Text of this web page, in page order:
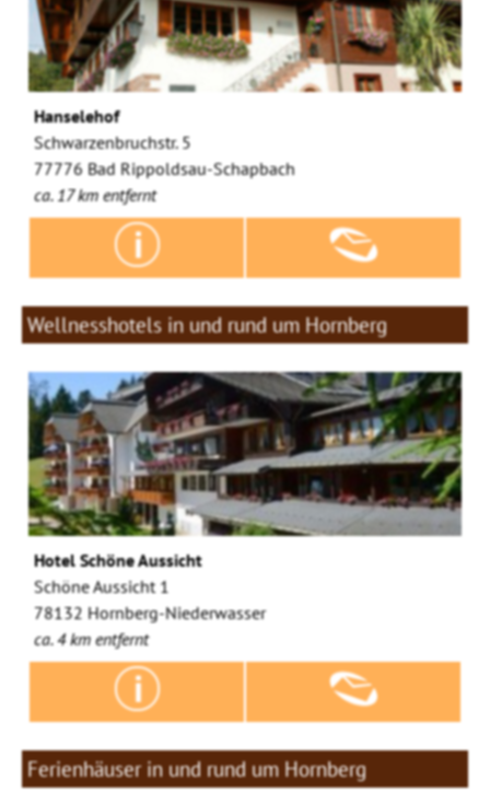
Hanselehof
Schwarzenbruchstr. 5
77776 Bad Rippoldsau-Schapbach
ca. 17 km entfernt
Wellnesshotels in und rund um Hornberg
Hotel Schöne Aussicht
Schöne Aussicht 1
78132 Hornberg-Niederwasser
ca. 4 km entfernt
Ferienhäuser in und rund um Hornberg